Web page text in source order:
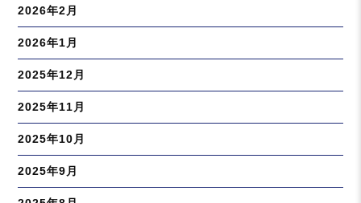
2026年2月
2026年1月
2025年12月
2025年11月
2025年10月
2025年9月